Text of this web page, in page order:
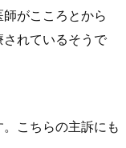
がこころとから
れているそうで
。こちらの主訴にも